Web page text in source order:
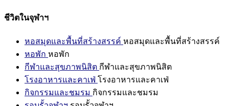
ชีวิตในจุฬาฯ
หอสมุดและพื้นที่สร้างสรรค์ หอสมุดและพื้นที่สร้างสรรค์
หอพัก หอพัก
กีฬาและสุขภาพนิสิต กีฬาและสุขภาพนิสิต
โรงอาหารและคาเฟ่ โรงอาหารและคาเฟ่
กิจกรรมและชมรม กิจกรรมและชมรม